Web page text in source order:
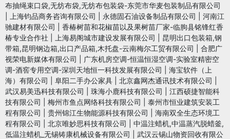
布抽绳束口袋,无纺布袋,无纺布包装袋-东莞市华麦包装制品有限公司
上海钧品商务咨询有限公司 永德固石油设备制品有限公司
河南江
驰建材有限公司
香椿树苗和花椒苗以及果树苗厂家-临朐县铭锋红香
椿专业合作社
上海易阁城市建设发展有限公司
昆明出口包装箱,钢
带箱,昆明钢边箱,出口产品箱,木托盘-云南梅尔工贸有限公司
合肥广
视荣电新媒体有限公司
广东机房空调-恒温恒湿空调-实验室精密空
调-酒窖专用空调-深圳天地恒一科技发展有限公司
海宝软件（上
海）有限公司
阜阳二手办公家具 北京鑫网杰通讯技术有限公司
武汉易美迅科技有限公司
珠海小鹿科技有限公司
江西硕捷智能科
技有限公司
梅州市鱼点网络科技有限公司
泰州市恒业建筑安装工
程有限公司
贵州锦江生物能源科技有限公司
海南双全生态环境工
程有限公司
北京唯妙思科技有限公司
中温注蜡机,中温蒸汽脱蜡釜,
低温注蜡机_无锡铸康机械设备有限公司
武汉云锡山物资回收有限公